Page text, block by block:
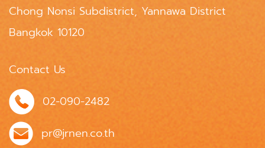
Chong Nonsi Subdistrict, Yannawa District
Bangkok 10120
Contact Us
02-090-2482
pr@jrnen.co.th